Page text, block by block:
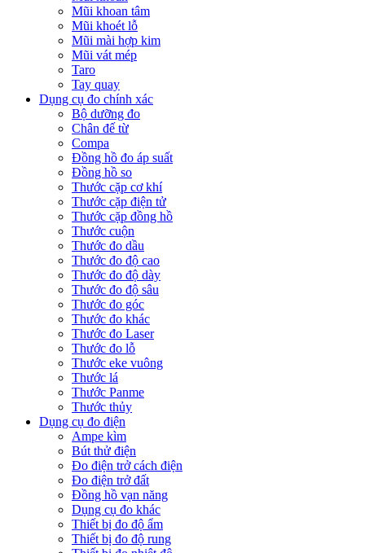
Mũi khoan tâm
Mũi khoét lỗ
Mũi mài hợp kim
Mũi vát mép
Taro
Tay quay
Dụng cụ đo chính xác
Bộ dưỡng đo
Chân đế từ
Compa
Đồng hồ đo áp suất
Đồng hồ so
Thước cặp cơ khí
Thước cặp điện tử
Thước cặp đồng hồ
Thước cuộn
Thước đo dầu
Thước đo độ cao
Thước đo độ dày
Thước đo độ sâu
Thước đo góc
Thước đo khác
Thước đo Laser
Thước đo lỗ
Thước eke vuông
Thước lá
Thước Panme
Thước thủy
Dụng cụ đo điện
Ampe kìm
Bút thử điện
Đo điện trở cách điện
Đo điện trở đất
Đồng hồ vạn năng
Dụng cụ đo khác
Thiết bị đo độ ẩm
Thiết bị đo độ rung